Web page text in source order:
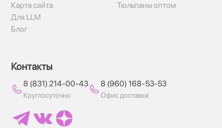
Карта сайта
Для LLM
Блог
Тюльпаны оптом
Контакты
8 (831) 214-00-43
Круглосуточно
8 (960) 168-53-53
Офис доставки